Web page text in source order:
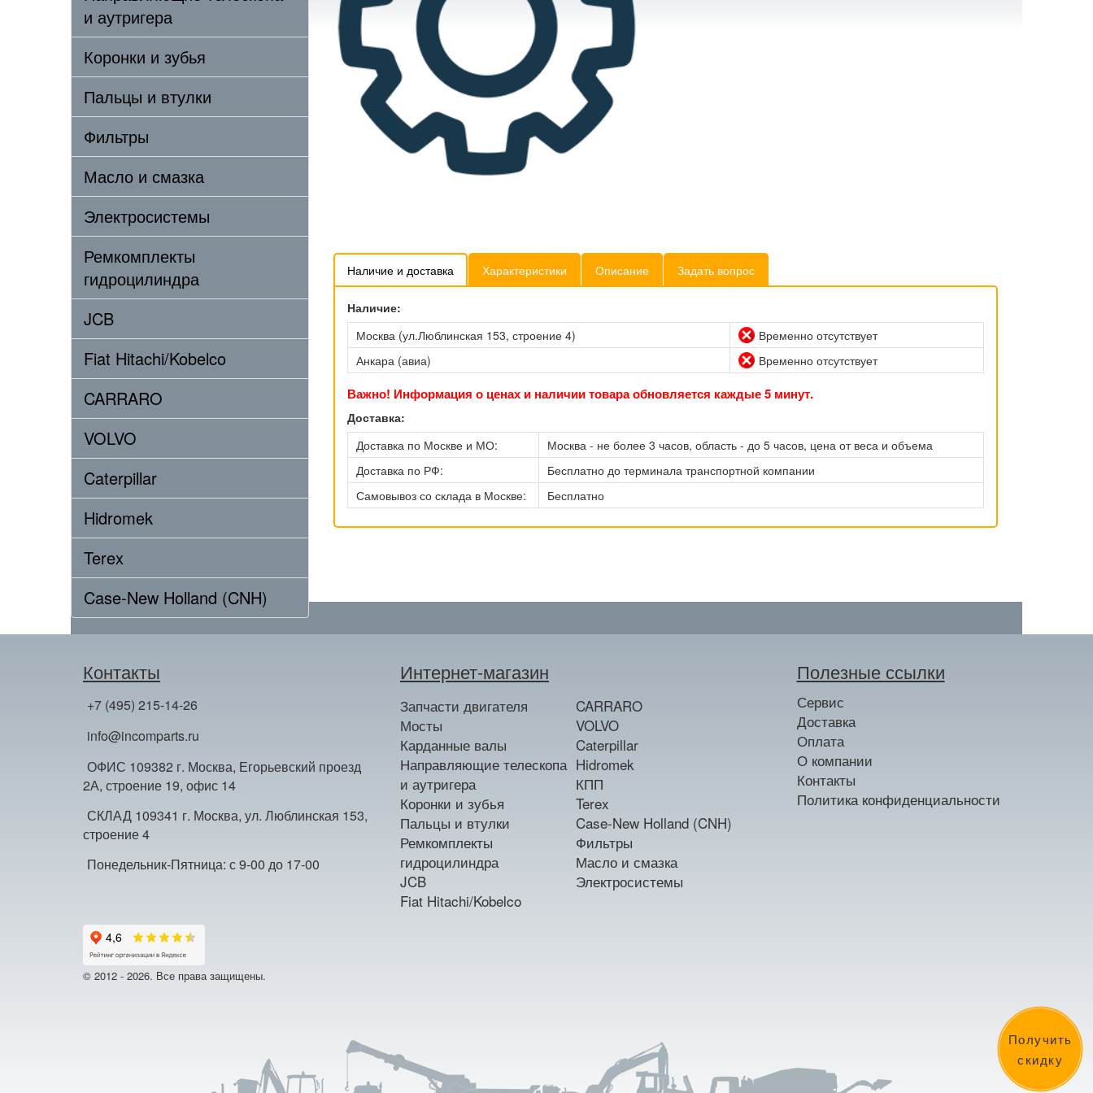
Получить
скидку
и аутригера
Коронки и зубья
Пальцы и втулки
Фильтры
Масло и смазка
Электросистемы
Ремкомплекты
гидроцилиндра
JCB
Fiat Hitachi/Kobelco
CARRARO
VOLVO
Caterpillar
Hidromek
Terex
Case-New Holland (CNH)
Наличие и доставка Характеристики Описание Задать вопрос
Наличие:
Москва (ул.Люблинская 153, строение 4)
Временно отсутствует
Анкара (авиа)
Временно отсутствует
Важно! Информация о ценах и наличии товара обновляется каждые 5 минут.
Доставка:
Доставка по Москве и МО:
Москва - не более 3 часов, область - до 5 часов, цена от веса и объема
Доставка по РФ:
Бесплатно до терминала транспортной компании
Самовывоз со склада в Москве:
Бесплатно
Контакты
+7 (495) 215-14-26
info@incomparts.ru
ОФИС 109382 г. Москва, Егорьевский проезд
2А, строение 19, офис 14
СКЛАД 109341 г. Москва, ул. Люблинская 153,
строение 4
Понедельник-Пятница: с 9-00 до 17-00
Интернет-магазин
Запчасти двигателя
Мосты
Карданные валы
Направляющие телескопа
и аутригера
Коронки и зубья
Пальцы и втулки
Ремкомплекты
гидроцилиндра
JCB
Fiat Hitachi/Kobelco
CARRARO
VOLVO
Caterpillar
Hidromek
КПП
Terex
Case-New Holland (CNH)
Фильтры
Масло и смазка
Электросистемы
Полезные ссылки
Сервис
Доставка
Оплата
О компании
Контакты
Политика конфиденциальности
© 2012 - 2026. Все права защищены.